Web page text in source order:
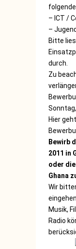
– ICT /
–
Bitte
durch.
Zu
Sonntag,
Hier
Bewirb
2011 in
oder
Ghana
Wir
Musik,
Radio